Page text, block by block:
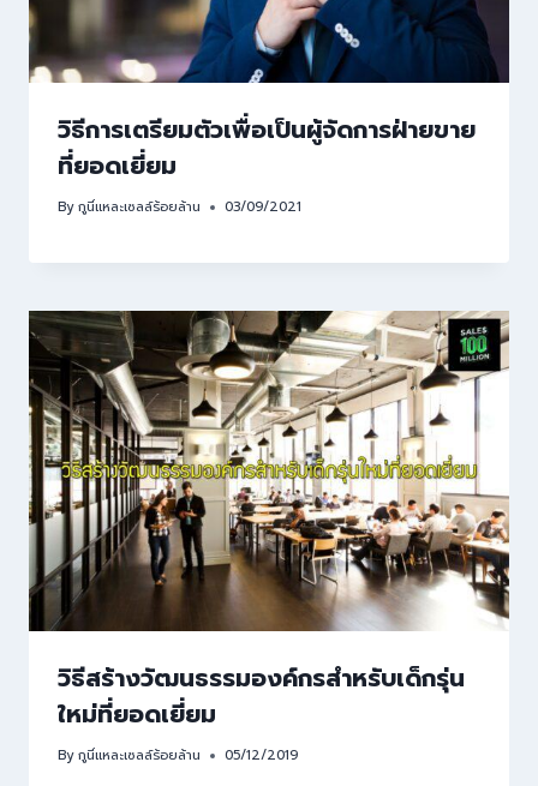
วิธีการเตรียมตัวเพื่อเป็นผู้จัดการฝ่ายขาย
ที่ยอดเยี่ยม
Byกูนี่แหละเซลล์ร้อยล้าน 03/09/2021
วิธีสร้างวัฒนธรรมองค์กรสำหรับเด็กรุ่น
ใหม่ที่ยอดเยี่ยม
Byกูนี่แหละเซลล์ร้อยล้าน 05/12/2019